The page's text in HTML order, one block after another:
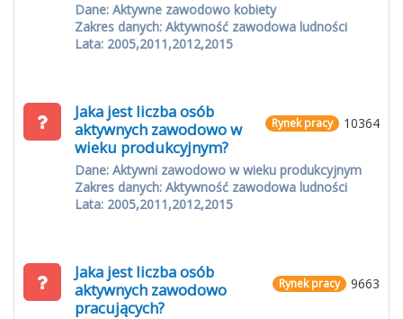
Dane: Aktywne zawodowo kobiety
Zakres danych: Aktywność zawodowa ludności
Lata: 2005,2011,2012,2015
10364
Rynek pracy
Jaka jest liczba osób
aktywnych zawodowo w
wieku produkcyjnym?
Dane: Aktywni zawodowo w wieku produkcyjnym
Zakres danych: Aktywność zawodowa ludności
Lata: 2005,2011,2012,2015
9663
Rynek pracy
Jaka jest liczba osób
aktywnych zawodowo
pracujących?